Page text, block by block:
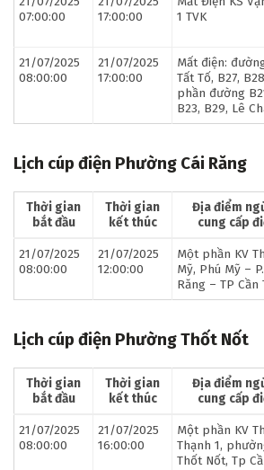
07:00:00
17:00:00
1 TVK
21/07/2025
08:00:00
21/07/2025
17:00:00
Mất điện:
Tất Tố, B27,
phần đường
B23, B29, Lê
Lịch cúp điện Phường Cái Răng
Thời gian
bắt đầu
Thời gian
kết thúc
Địa điểm
cung cấp
21/07/2025
08:00:00
21/07/2025
12:00:00
Một phần KV
Mỹ, Phú Mỹ –
Răng – TP Cần
Lịch cúp điện Phường Thốt Nốt
Thời gian
bắt đầu
Thời gian
kết thúc
Địa điểm
cung cấp
21/07/2025
08:00:00
21/07/2025
16:00:00
Một phần KV
Thạnh 1,
Thốt Nốt, Tp